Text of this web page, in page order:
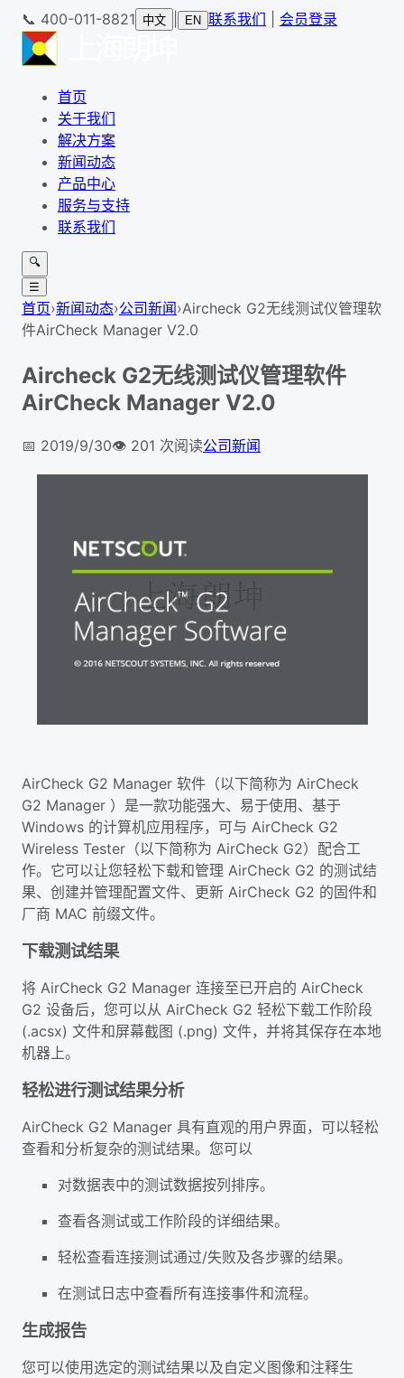
📞 400-011-8821 中文 EN 联系我们 会员登录
首页
关于我们
解决方案
新闻动态
产品中心
服务与支持
联系我们
🔍
☰
首页›新闻动态›公司新闻›Aircheck G2无线测试仪管理软
件AirCheck Manager V2.0
Aircheck G2无线测试仪管理软件
AirCheck Manager V2.0
📅 2019/9/30👁️ 201 次阅读公司新闻
AirCheck G2 Manager 软件（以下简称为 AirCheck
G2 Manager ）是一款功能强大、易于使用、基于
Windows 的计算机应用程序，可与 AirCheck G2
Wireless Tester（以下简称为 AirCheck G2）配合工
作。它可以让您轻松下载和管理 AirCheck G2 的测试结
果、创建并管理配置文件、更新 AirCheck G2 的固件和
厂商 MAC 前缀文件。
下载测试结果
将 AirCheck G2 Manager 连接至已开启的 AirCheck
G2 设备后，您可以从 AirCheck G2 轻松下载工作阶段
(.acsx) 文件和屏幕截图 (.png) 文件，并将其保存在本地
机器上。
轻松进行测试结果分析
AirCheck G2 Manager 具有直观的用户界面，可以轻松
查看和分析复杂的测试结果。您可以
对数据表中的测试数据按列排序。
查看各测试或工作阶段的详细结果。
轻松查看连接测试通过/失败及各步骤的结果。
在测试日志中查看所有连接事件和流程。
生成报告
您可以使用选定的测试结果以及自定义图像和注释生